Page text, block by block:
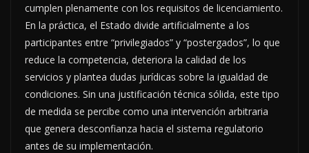
cumplen plenamente con los requisitos de licenciamiento.
En la práctica, el Estado divide artificialmente a los
participantes entre “privilegiados” y “postergados”, lo que
reduce la competencia, deteriora la calidad de los
servicios y plantea dudas jurídicas sobre la igualdad de
condiciones. Sin una justificación técnica sólida, este tipo
de medida se percibe como una intervención arbitraria
que genera desconfianza hacia el sistema regulatorio
antes de su implementación.